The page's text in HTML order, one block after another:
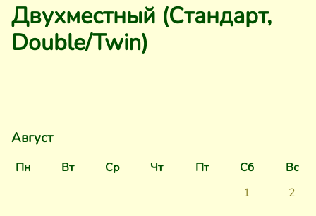
Двухместный (Стандарт,
Double/Twin)
Август
Пн Вт Ср Чт Пт Сб
Вс
1
2